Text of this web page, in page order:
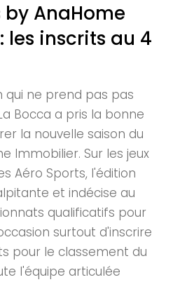
by AnaHome
les inscrits au 4
qui ne prend pas pas
Bocca a pris la bonne
la nouvelle saison du
Immobilier. Sur les jeux
Aéro Sports, l'édition
et indécise au
qualificatifs pour
surtout d'inscrire
pour le classement du
l'équipe articulée